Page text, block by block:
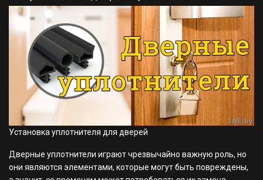
Установка уплотнителя для дверей
Дверные уплотнители играют чрезвычайно важную роль, но
они являются элементами, которые могут быть повреждены,